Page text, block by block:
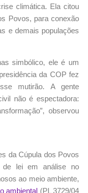
climática. Ela citou
Povos, para conexão
e demais populações
simbólico, ele é um
da COP fez
mutirão. A gente
não é espectadora:
observou
da Cúpula dos Povos
de lei em análise no
ao meio ambiente,
ambiental (PL 3729/04